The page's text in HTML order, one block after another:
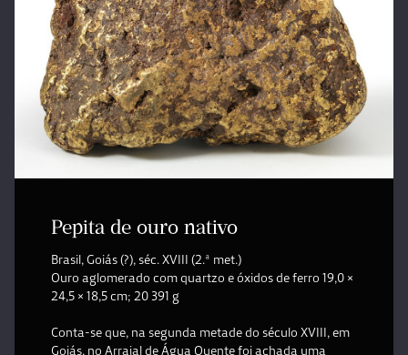
Pepita de ouro nativo
Brasil, Goiás (?), séc. XVIII (2.ª met.)
Ouro aglomerado com quartzo e óxidos de ferro 19,0 ×
24,5 × 18,5 cm; 20 391 g
Conta-se que, na segunda metade do século XVIII, em
Goiás, no Arraial de Água Quente foi achada uma